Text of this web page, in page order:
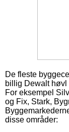
De fleste
billig Dewalt høvl
For eksempel
og Fix, Stark,
disse områder: